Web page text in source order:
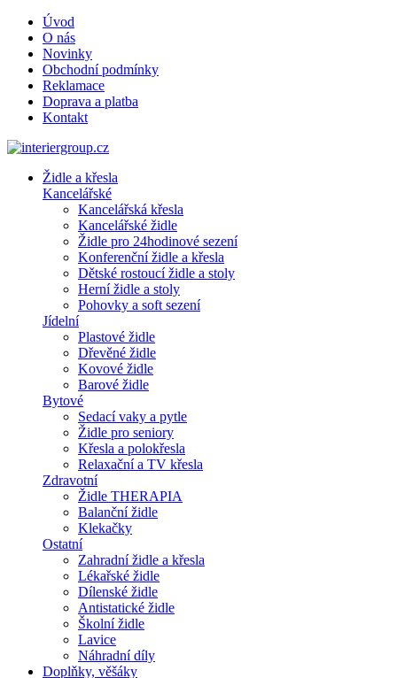
Úvod
O nás
Novinky
Obchodní podmínky
Reklamace
Doprava a platba
Kontakt
Židle a křesla
Kancelářské
Kancelářská křesla
Kancelářské židle
Židle pro 24hodinové sezení
Konferenční židle a křesla
Dětské rostoucí židle a stoly
Herní židle a stoly
Pohovky a soft sezení
Jídelní
Plastové židle
Dřevěné židle
Kovové židle
Barové židle
Bytové
Sedací vaky a pytle
Židle pro seniory
Křesla a polokřesla
Relaxační a TV křesla
Zdravotní
Židle THERAPIA
Balanční židle
Klekačky
Ostatní
Zahradní židle a křesla
Lékařské židle
Dílenské židle
Antistatické židle
Školní židle
Lavice
Náhradní díly
Doplňky, věšáky